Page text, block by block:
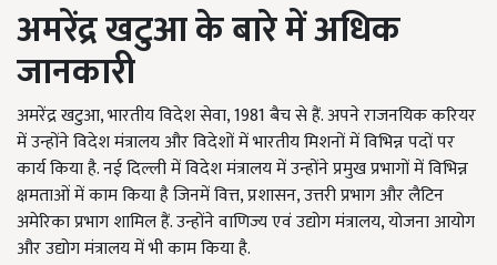
अमरेंद्र खटुआ के बारे में अधिक
जानकारी
अमरेंद्र खटुआ, भारतीय विदेश सेवा, 1981 बैच से हैं. अपने राजनयिक करियर
में उन्होंने विदेश मंत्रालय और विदेशों में भारतीय मिशनों में विभिन्न पदों पर
कार्य किया है. नई दिल्ली में विदेश मंत्रालय में उन्होंने प्रमुख प्रभागों में विभिन्न
क्षमताओं में काम किया है जिनमें वित्त, प्रशासन, उत्तरी प्रभाग और लैटिन
अमेरिका प्रभाग शामिल हैं. उन्होंने वाणिज्य एवं उद्योग मंत्रालय, योजना आयोग
और उद्योग मंत्रालय में भी काम किया है.